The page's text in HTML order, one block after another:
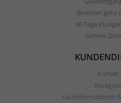
Bestellen ganz
60 Tage
Sichere
Kontakt
Kaufinformationen